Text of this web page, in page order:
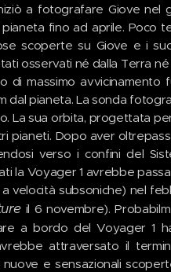
a fotografare Giove nel
fino ad aprile. Poco
scoperte su Giove e i
osservati né dalla Terra né
di massimo avvicinamento
dal pianeta. La sonda
La sua orbita, progettata
pianeti. Dopo aver
verso i confini del
la Voyager 1 avrebbe
velocità subsoniche) nel
il 6 novembre).
a bordo del Voyager 1
attraversato il
e sensazionali